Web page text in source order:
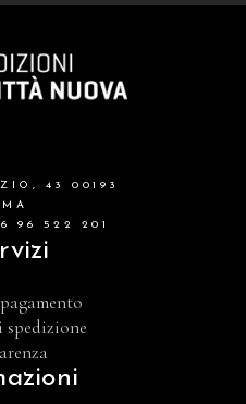
43 00193
96 522 201